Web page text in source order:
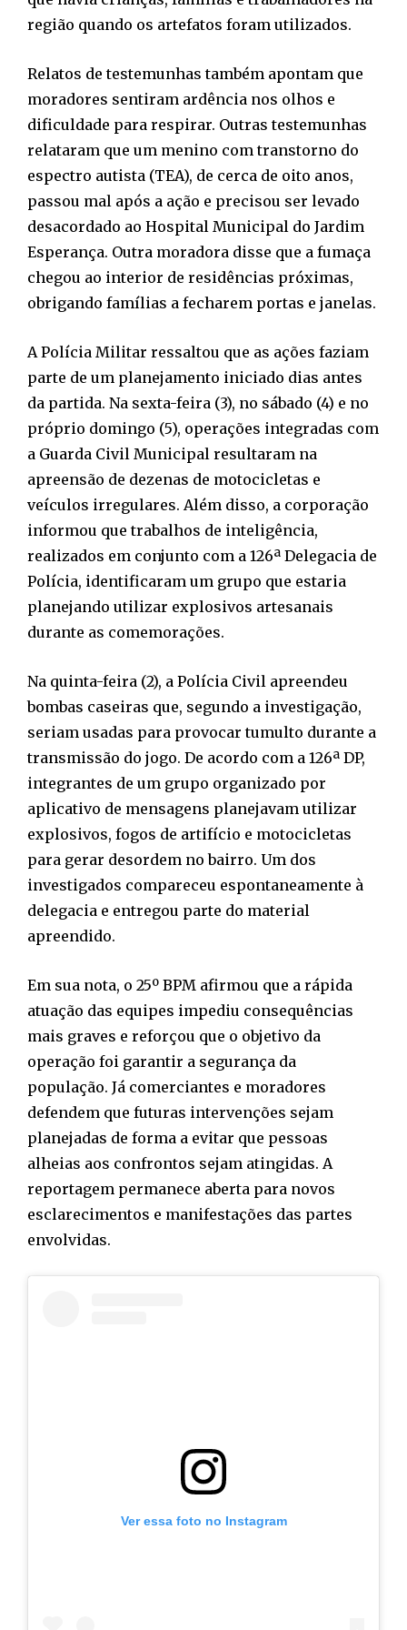
região quando os artefatos foram utilizados.
Relatos de testemunhas também apontam que
moradores sentiram ardência nos olhos e
dificuldade para respirar. Outras testemunhas
relataram que um menino com transtorno do
espectro autista (TEA), de cerca de oito anos,
passou mal após a ação e precisou ser levado
desacordado ao Hospital Municipal do Jardim
Esperança. Outra moradora disse que a fumaça
chegou ao interior de residências próximas,
obrigando famílias a fecharem portas e janelas.
A Polícia Militar ressaltou que as ações faziam
parte de um planejamento iniciado dias antes
da partida. Na sexta-feira (3), no sábado (4) e no
próprio domingo (5), operações integradas com
a Guarda Civil Municipal resultaram na
apreensão de dezenas de motocicletas e
veículos irregulares. Além disso, a corporação
informou que trabalhos de inteligência,
realizados em conjunto com a 126ª Delegacia de
Polícia, identificaram um grupo que estaria
planejando utilizar explosivos artesanais
durante as comemorações.
Na quinta-feira (2), a Polícia Civil apreendeu
bombas caseiras que, segundo a investigação,
seriam usadas para provocar tumulto durante a
transmissão do jogo. De acordo com a 126ª DP,
integrantes de um grupo organizado por
aplicativo de mensagens planejavam utilizar
explosivos, fogos de artifício e motocicletas
para gerar desordem no bairro. Um dos
investigados compareceu espontaneamente à
delegacia e entregou parte do material
apreendido.
Em sua nota, o 25º BPM afirmou que a rápida
atuação das equipes impediu consequências
mais graves e reforçou que o objetivo da
operação foi garantir a segurança da
população. Já comerciantes e moradores
defendem que futuras intervenções sejam
planejadas de forma a evitar que pessoas
alheias aos confrontos sejam atingidas. A
reportagem permanece aberta para novos
esclarecimentos e manifestações das partes
envolvidas.
Ver essa foto no Instagram